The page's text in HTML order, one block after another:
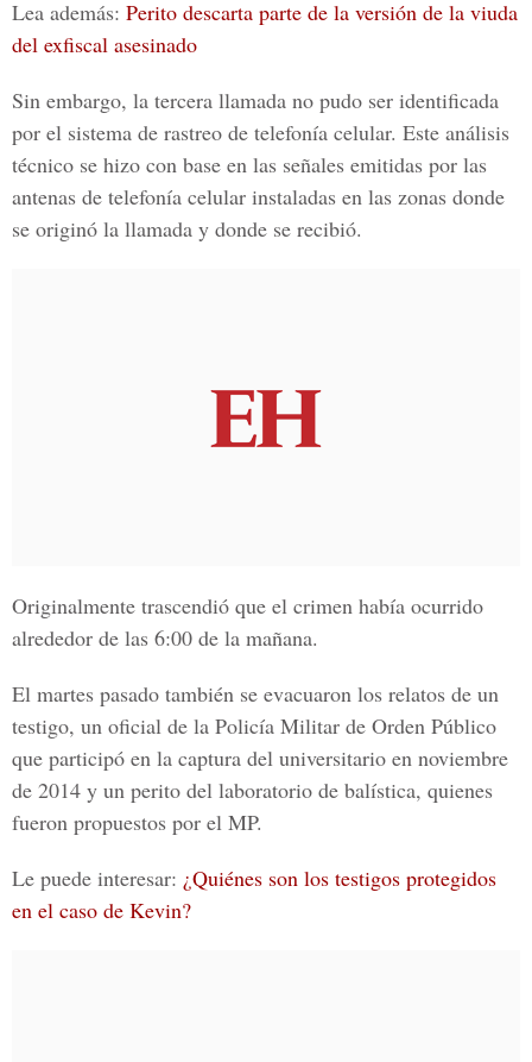
Lea además: Perito descarta parte de la versión de la viuda
del exfiscal asesinado
Sin embargo, la tercera llamada no pudo ser identificada
por el sistema de rastreo de telefonía celular. Este análisis
técnico se hizo con base en las señales emitidas por las
antenas de telefonía celular instaladas en las zonas donde
se originó la llamada y donde se recibió.
Originalmente trascendió que el crimen había ocurrido
alrededor de las 6:00 de la mañana.
El martes pasado también se evacuaron los relatos de un
testigo, un oficial de la Policía Militar de Orden Público
que participó en la captura del universitario en noviembre
de 2014 y un perito del laboratorio de balística, quienes
fueron propuestos por el MP.
Le puede interesar: ¿Quiénes son los testigos protegidos
en el caso de Kevin?